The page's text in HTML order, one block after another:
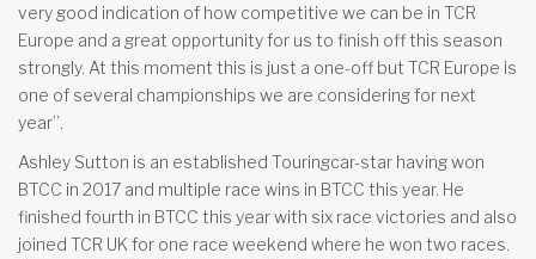
very good indication of how competitive we can be in TCR
Europe and a great opportunity for us to finish off this season
strongly. At this moment this is just a one-off but TCR Europe is
one of several championships we are considering for next
year”.
Ashley Sutton is an established Touringcar-star having won
BTCC in 2017 and multiple race wins in BTCC this year. He
finished fourth in BTCC this year with six race victories and also
joined TCR UK for one race weekend where he won two races.